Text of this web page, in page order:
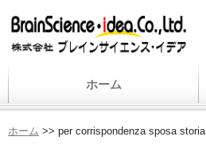
ホーム
ホーム >> per corrispondenza sposa storia